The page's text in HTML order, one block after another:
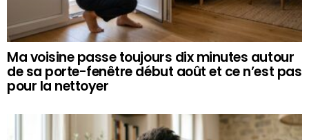
Ma voisine passe toujours dix minutes autour
de sa porte-fenêtre début août et ce n’est pas
pour la nettoyer